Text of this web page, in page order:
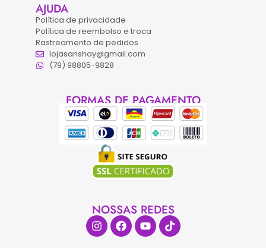
AJUDA
Política de privacidade
Política de reembolso e troca
Rastreamento de pedidos
lojasanshay@gmail.com
(79) 98805-9828
FORMAS DE PAGAMENTO
NOSSAS REDES